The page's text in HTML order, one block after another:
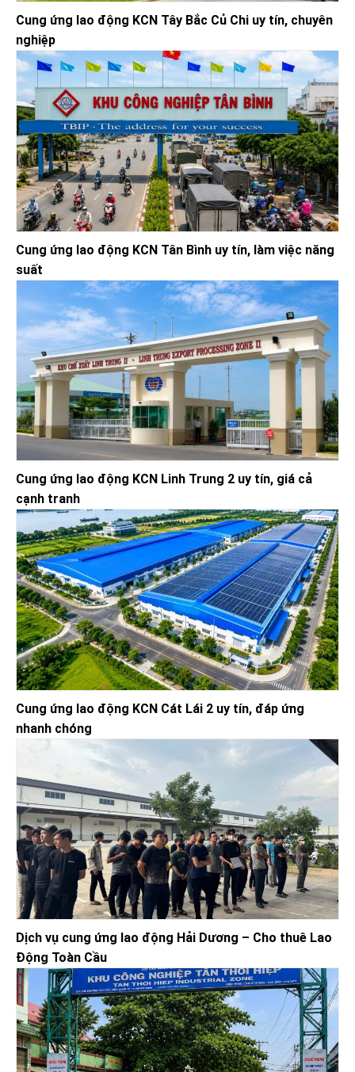
Cung ứng lao động KCN Tây Bắc Củ Chi uy tín, chuyên
nghiệp
Cung ứng lao động KCN Tân Bình uy tín, làm việc năng
suất
Cung ứng lao động KCN Linh Trung 2 uy tín, giá cả
cạnh tranh
Cung ứng lao động KCN Cát Lái 2 uy tín, đáp ứng
nhanh chóng
Dịch vụ cung ứng lao động Hải Dương – Cho thuê Lao
Động Toàn Cầu